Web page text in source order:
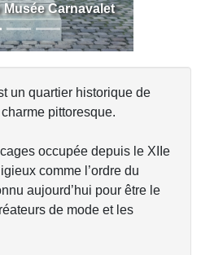
Carnavalet
un quartier historique de
pittoresque.
occupée depuis le XIIe
comme l’ordre du
aujourd’hui pour être le
de mode et les